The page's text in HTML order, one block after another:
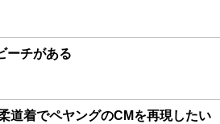
ーチがある
道着でペヤングのCMを再現したい